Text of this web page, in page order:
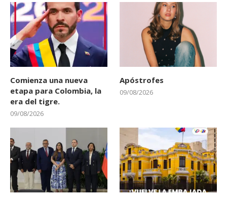
Comienza una nueva
etapa para Colombia, la
era del tigre.
09/08/2026
Apóstrofes
09/08/2026